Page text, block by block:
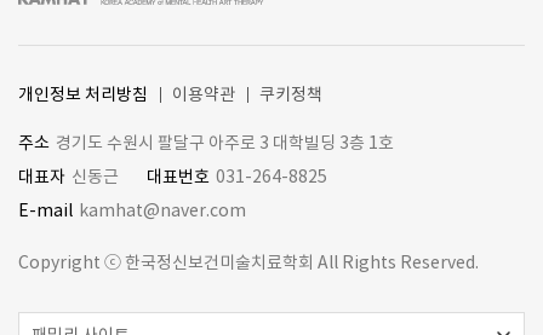
개인정보 처리방침 이용약관 쿠키정책
주소 경기도 수원시 팔달구 아주로 3 대학빌딩 3층 1호
대표자 신동근 대표번호 031-264-8825
E-mail kamhat@naver.com
Copyright ⓒ한국정신보건미술치료학회 All Rights Reserved.